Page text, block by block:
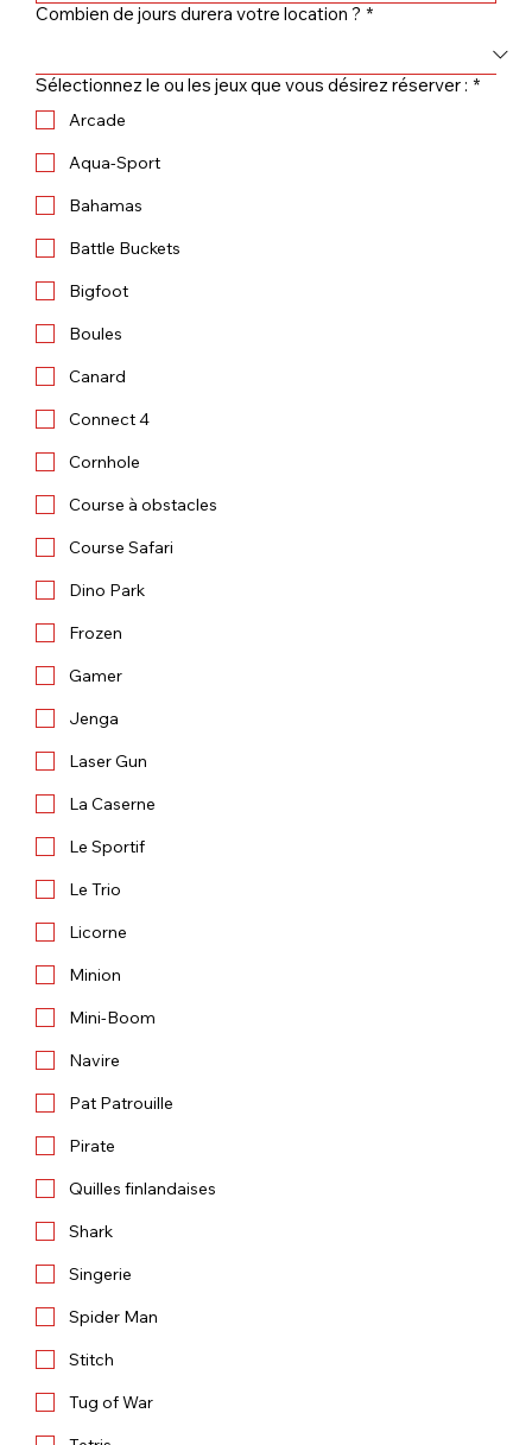
Combien de jours durera votre location ? *
Sélectionnez le ou les jeux que vous désirez réserver : *
Arcade
Aqua-Sport
Bahamas
Battle Buckets
Bigfoot
Boules
Canard
Connect 4
Cornhole
Course à obstacles
Course Safari
Dino Park
Frozen
Gamer
Jenga
Laser Gun
La Caserne
Le Sportif
Le Trio
Licorne
Minion
Mini-Boom
Navire
Pat Patrouille
Pirate
Quilles finlandaises
Shark
Singerie
Spider Man
Stitch
Tug of War